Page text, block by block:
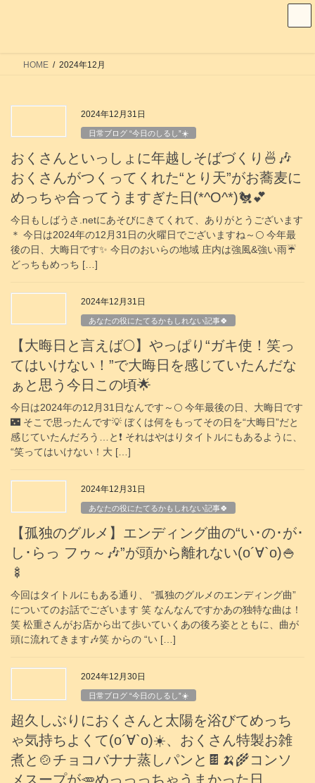
HOME 2024年12月
2024年12月31日
日常ブログ “今日のしるし”☀️
おくさんといっしょに年越しそばづくり🍜🎶
おくさんがつくってくれた“とり天”がお蕎麦に
めっちゃ合ってうますぎた日(*^O^*)🐔💕
今日もしばうさ.netにあそびにきてくれて、ありがとうございます
＊ 今日は2024年の12月31日の火曜日でございますね～🌕 今年最
後の日、大晦日です✨ 今日のおいらの地域 庄内は強風&強い雨☔️
どっちもめっち […]
2024年12月31日
あなたの役にたてるかもしれない記事🍀
【大晦日と言えば🌕️】やっぱり“ガキ使！笑っ
てはいけない！”で大晦日を感じていたんだな
ぁと思う今日この頃🌟
今日は2024年の12月31日なんです～🌕 今年最後の日、大晦日です
🌃 そこで思ったんです💡 ぼくは何をもってその日を“大晦日”だと
感じていたんだろう…と❗️ それはやはりタイトルにもあるように、
“笑ってはいけない！大 […]
2024年12月31日
あなたの役にたてるかもしれない記事🍀
【孤独のグルメ】エンディング曲の“い･の･が･
し･らっ フゥ～🎶”が頭から離れない(о´∀`о)🍚
🍢
今回はタイトルにもある通り、 “孤独のグルメのエンディング曲”
についてのお話でございます 笑 なんなんですかあの独特な曲は！
笑 松重さんがお店から出て歩いていくあの後ろ姿とともに、曲が
頭に流れてきます🎶笑 からの “い […]
2024年12月30日
日常ブログ “今日のしるし”☀️
超久しぶりにおくさんと太陽を浴びてめっち
ゃ気持ちよくて(о´∀`о)☀️、おくさん特製お雑
煮と🍲チョコバナナ蒸しパンと🍫🍌🌾コンソ
メスープが🥕めっっっちゃうまかった日